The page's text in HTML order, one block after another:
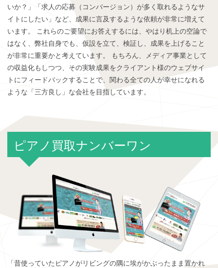
いか？」「求人の応募（コンバージョン）が多く取れるようなサ
イトにしたい」など、成果に言及するような依頼が非常に増えて
います。 これらのご要望にお答えするには、やはり机上の空論で
はなく、弊社自身でも、仮設を立て、検証し、成果を上げること
が非常に重要かと考えています。 もちろん、メディア事業として
の収益化もしつつ、その実験成果をクライアント様のウェブサイ
トにフィードバックすることで、関わる全ての人が幸せになれる
ような「三方良し」な会社を目指しています。
ピアノ買取ナンバーワン
「昔使っていたピアノがリビングの隅に埃がかぶったまま置かれ